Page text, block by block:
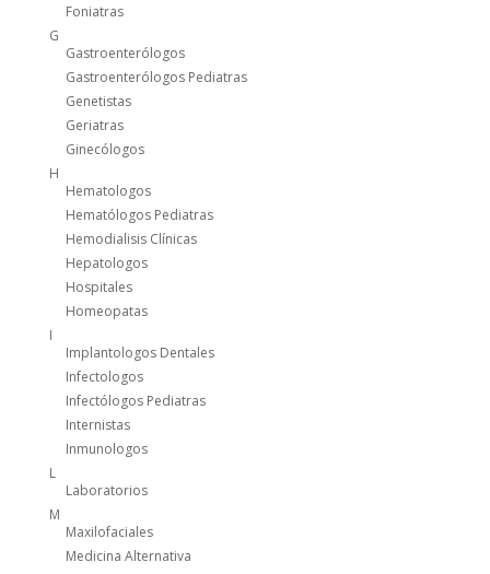
Foniatras
G
Gastroenterólogos
Gastroenterólogos Pediatras
Genetistas
Geriatras
Ginecólogos
H
Hematologos
Hematólogos Pediatras
Hemodialisis Clínicas
Hepatologos
Hospitales
Homeopatas
I
Implantologos Dentales
Infectologos
Infectólogos Pediatras
Internistas
Inmunologos
L
Laboratorios
M
Maxilofaciales
Medicina Alternativa